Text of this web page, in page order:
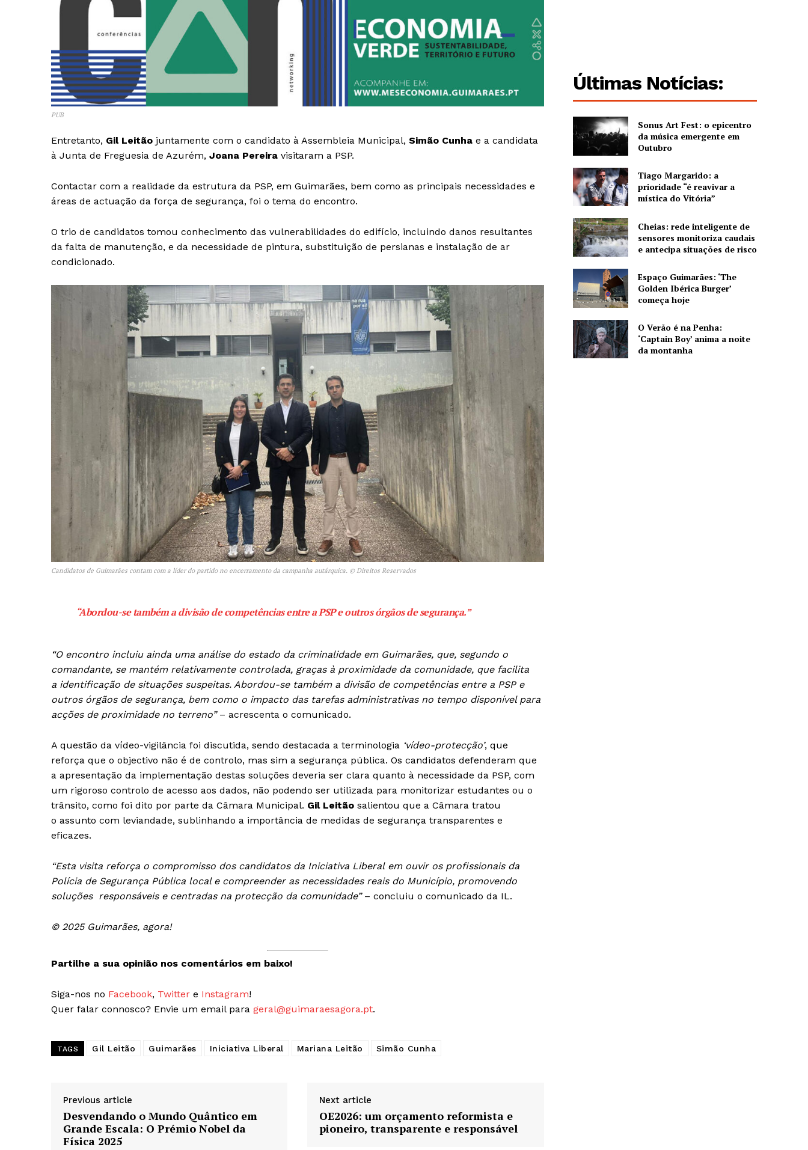
Guimarães, agora!
SUBSCREVA JÁ!
Institucional
Artigos
Edição Digital
Europa
Grande Entrevista
Publicidade
Quero ser Assinante
PUB
Entretanto, Gil Leitão juntamente com o candidato à Assembleia Municipal, Simão Cunha e a candidata
à Junta de Freguesia de Azurém, Joana Pereira visitaram a PSP.
Contactar com a realidade da estrutura da PSP, em Guimarães, bem como as principais necessidades e
áreas de actuação da força de segurança, foi o tema do encontro.
O trio de candidatos tomou conhecimento das vulnerabilidades do edifício, incluindo danos resultantes
da falta de manutenção, e da necessidade de pintura, substituição de persianas e instalação de ar
condicionado.
Candidatos de Guimarães contam com a líder do partido no encerramento da campanha autárquica. © Direitos Reservados
“Abordou-se também a divisão de competências entre a PSP e outros órgãos de segurança.”
“O encontro incluiu ainda uma análise do estado da criminalidade em Guimarães, que, segundo o
comandante, se mantém relativamente controlada, graças à proximidade da comunidade, que facilita
a identificação de situações suspeitas. Abordou-se também a divisão de competências entre a PSP e
outros órgãos de segurança, bem como o impacto das tarefas administrativas no tempo disponível para
acções de proximidade no terreno”– acrescenta o comunicado.
A questão da vídeo-vigilância foi discutida, sendo destacada a terminologia ‘vídeo-protecção’, que
reforça que o objectivo não é de controlo, mas sim a segurança pública. Os candidatos defenderam que
a apresentação da implementação destas soluções deveria ser clara quanto à necessidade da PSP, com
um rigoroso controlo de acesso aos dados, não podendo ser utilizada para monitorizar estudantes ou o
trânsito, como foi dito por parte da Câmara Municipal. Gil Leitão salientou que a Câmara tratou
o assunto com leviandade, sublinhando a importância de medidas de segurança transparentes e
eficazes.
“Esta visita reforça o compromisso dos candidatos da Iniciativa Liberal em ouvir os profissionais da
Polícia de Segurança Pública local e compreender as necessidades reais do Município, promovendo
soluções responsáveis e centradas na protecção da comunidade”– concluiu o comunicado da IL.
© 2025 Guimarães, agora!
Partilhe a sua opinião nos comentários em baixo!
Siga-nos no Facebook, Twitter e Instagram!
Quer falar connosco? Envie um email para geral@guimaraesagora.pt.
TAGS Gil Leitão Guimarães Iniciativa Liberal Mariana Leitão Simão Cunha
Previous article
Desvendando o Mundo Quântico em
Grande Escala: O Prémio Nobel da
Física 2025
Next article
OE2026: um orçamento reformista e
pioneiro, transparente e responsável
Últimas Notícias:
Sonus Art Fest: o epicentro
da música emergente em
Outubro
Tiago Margarido: a
prioridade “é reavivar a
mística do Vitória”
Cheias: rede inteligente de
sensores monitoriza caudais
e antecipa situações de risco
Espaço Guimarães: ‘The
Golden Ibérica Burger’
começa hoje
O Verão é na Penha:
‘Captain Boy’ anima a noite
da montanha